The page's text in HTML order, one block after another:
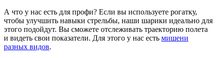
А что у нас есть для профи? Если вы используете рогатку,
чтобы улучшить навыки стрельбы, наши шарики идеально для
этого подойдут. Вы сможете отслеживать траекторию полета
и видеть свои показатели. Для этого у нас есть мишени
разных видов.